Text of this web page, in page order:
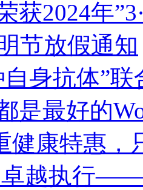
获2024年
节放假通知
身抗体”
是最好的
健康特惠，
越执行——